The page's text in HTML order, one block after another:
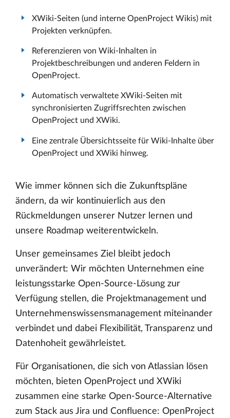
XWiki-Seiten (und interne OpenProject Wikis) mit
Projekten verknüpfen.
Referenzieren von Wiki-Inhalten in
Projektbeschreibungen und anderen Feldern in
OpenProject.
Automatisch verwaltete XWiki-Seiten mit
synchronisierten Zugriffsrechten zwischen
OpenProject und XWiki.
Eine zentrale Übersichtsseite für Wiki-Inhalte über
OpenProject und XWiki hinweg.
Wie immer können sich die Zukunftspläne
ändern, da wir kontinuierlich aus den
Rückmeldungen unserer Nutzer lernen und
unsere Roadmap weiterentwickeln.
Unser gemeinsames Ziel bleibt jedoch
unverändert: Wir möchten Unternehmen eine
leistungsstarke Open-Source-Lösung zur
Verfügung stellen, die Projektmanagement und
Unternehmenswissensmanagement miteinander
verbindet und dabei Flexibilität, Transparenz und
Datenhoheit gewährleistet.
Für Organisationen, die sich von Atlassian lösen
möchten, bieten OpenProject und XWiki
zusammen eine starke Open-Source-Alternative
zum Stack aus Jira und Confluence: OpenProject